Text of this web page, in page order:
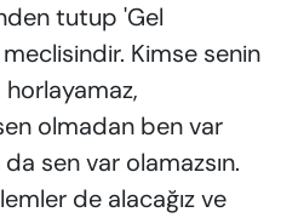
tutup 'Gel
Kimse senin
olmadan ben var
sen var olamazsın.
de alacağız ve